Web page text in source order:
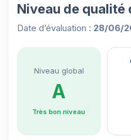
Niveau de qualité
Date d’évaluation : 28/06/
Niveau global
A
Très bon niveau